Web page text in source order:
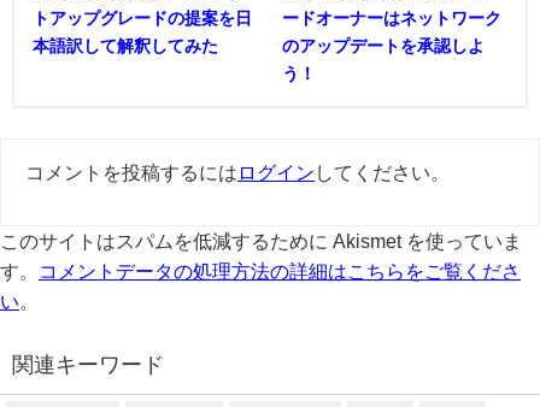
トアップグレードの提案を日
本語訳して解釈してみた
ードオーナーはネットワーク
のアップデートを承認しよ
う！
コメントを投稿するには ログイン してください。
このサイトはスパムを低減するために Akismet を使っていま
す。
コメントデータの処理方法の詳細はこちらをご覧くださ
い
関連キーワード